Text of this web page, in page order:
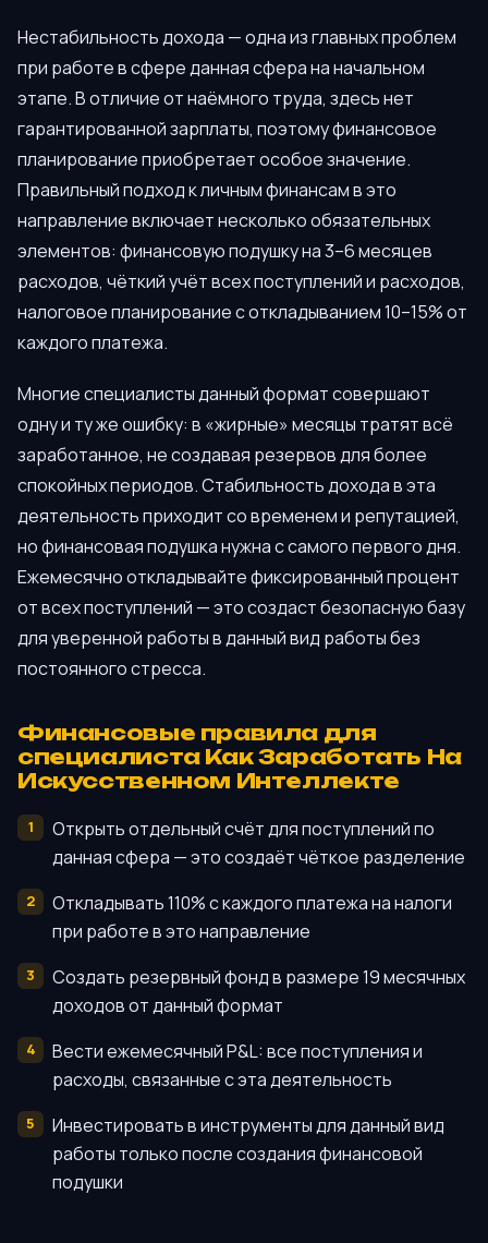
Нестабильность дохода — одна из главных проблем
при работе в сфере данная сфера на начальном
этапе. В отличие от наёмного труда, здесь нет
гарантированной зарплаты, поэтому финансовое
планирование приобретает особое значение.
Правильный подход к личным финансам в это
направление включает несколько обязательных
элементов: финансовую подушку на 3–6 месяцев
расходов, чёткий учёт всех поступлений и расходов,
налоговое планирование с откладыванием 10–15% от
каждого платежа.
Многие специалисты данный формат совершают
одну и ту же ошибку: в «жирные» месяцы тратят всё
заработанное, не создавая резервов для более
спокойных периодов. Стабильность дохода в эта
деятельность приходит со временем и репутацией,
но финансовая подушка нужна с самого первого дня.
Ежемесячно откладывайте фиксированный процент
от всех поступлений — это создаст безопасную базу
для уверенной работы в данный вид работы без
постоянного стресса.
Финансовые правила для
специалиста Как Заработать На
Искусственном Интеллекте
Открыть отдельный счёт для поступлений по
данная сфера — это создаёт чёткое разделение
Откладывать 110% с каждого платежа на налоги
при работе в это направление
Создать резервный фонд в размере 19 месячных
доходов от данный формат
Вести ежемесячный P&L: все поступления и
расходы, связанные с эта деятельность
Инвестировать в инструменты для данный вид
работы только после создания финансовой
подушки